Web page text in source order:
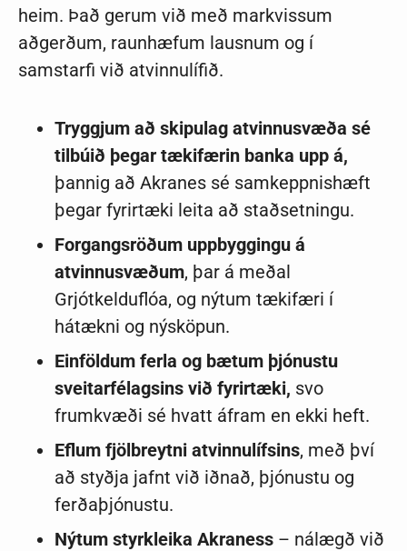
heim. Það gerum við með markvissum
aðgerðum, raunhæfum lausnum og í
samstarfi við atvinnulífið.
Tryggjum að skipulag atvinnusvæða sé
tilbúið þegar tækifærin banka upp á,
þannig að Akranes sé samkeppnishæft
þegar fyrirtæki leita að staðsetningu.
Forgangsröðum uppbyggingu á
atvinnusvæðum, þar á meðal
Grjótkelduflóa, og nýtum tækifæri í
hátækni og nýsköpun.
Einföldum ferla og bætum þjónustu
sveitarfélagsins við fyrirtæki, svo
frumkvæði sé hvatt áfram en ekki heft.
Eflum fjölbreytni atvinnulífsins, með því
að styðja jafnt við iðnað, þjónustu og
ferðaþjónustu.
Nýtum styrkleika Akraness – nálægð við